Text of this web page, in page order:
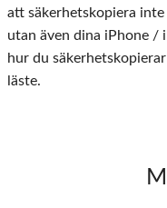
att säkerhetskopiera
utan även dina iPhone /
hur du
läste.